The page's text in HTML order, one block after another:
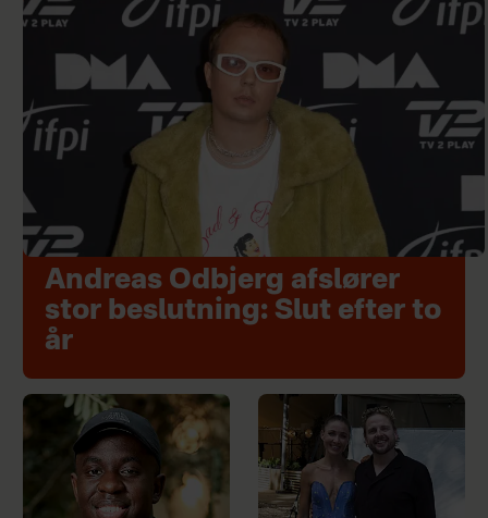
Andreas Odbjerg afslører
stor beslutning: Slut efter to
år